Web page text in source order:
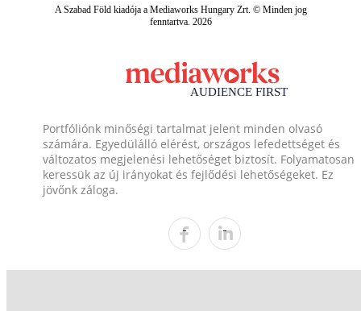
A Szabad Föld kiadója a Mediaworks Hungary Zrt. © Minden jog
fenntartva. 2026
Portfóliónk minőségi tartalmat jelent minden olvasó
számára. Egyedülálló elérést, országos lefedettséget és
változatos megjelenési lehetőséget biztosít. Folyamatosan
keressük az új irányokat és fejlődési lehetőségeket. Ez
jövőnk záloga.